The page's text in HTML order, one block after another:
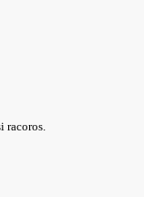
racoros.